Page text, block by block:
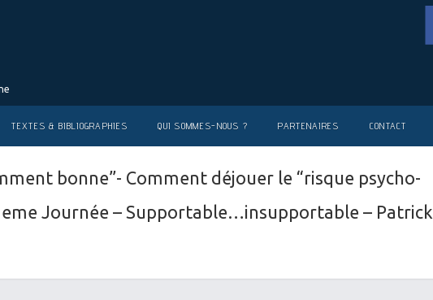
TEXTES & BIBLIOGRAPHIES QUI SOMMES-NOUS ? PARTENAIRES CONTACT
bonne”- Comment déjouer le “risque psycho-
Journée – Supportable…insupportable – Patrick